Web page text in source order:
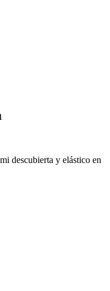
descubierta y elástico en